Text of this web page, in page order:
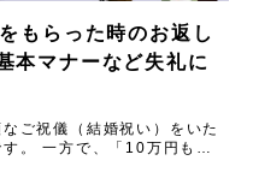
もらった時のお返し
本マナーなど失礼に
ご祝儀（結婚祝い）をいた
。 一方で、「10万円もの